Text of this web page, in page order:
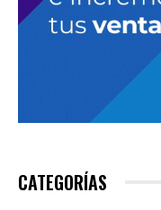
CATEGORÍAS